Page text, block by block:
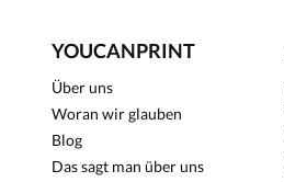
YOUCANPRINT
Über uns
Woran wir glauben
Blog
Das sagt man über uns